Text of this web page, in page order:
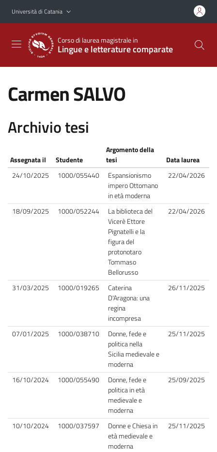
Vai al contenuto principale
Vai al menu di navigazione
Università di Catania
Corso di laurea magistrale in
Lingue e letterature comparate
Carmen SALVO
Archivio tesi
Assegnata il Studente
Argomento della
tesi
Data laurea
24/10/2025
1000/055440
Espansionismo
impero Ottomano
in età moderna
22/04/2026
18/09/2025 1000/052244
La biblioteca del
Vicerè Ettore
Pignatelli e la
figura del
protonotaro
Tommaso
Bellorusso
22/04/2026
31/03/2025 1000/019265
Caterina
D'Aragona: una
regina
incompresa
26/11/2025
07/01/2025 1000/038710
Donne, fede e
politica nella
Sicilia medievale e
moderna
25/11/2025
16/10/2024 1000/055490
Donne, fede e
politica in età
medievale e
moderna
25/09/2025
10/10/2024 1000/037597
Donne e Chiesa in
età medievale e
moderna
25/11/2025